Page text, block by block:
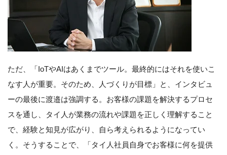
ただ、「IoTやAIはあくまでツール。最終的にはそれを使いこ
なす人が重要。そのため、人づくりが目標」と、インタビュ
ーの最後に渡邉は強調する。お客様の課題を解決するプロセ
スを通し、タイ人が業務の流れや課題を正しく理解すること
で、経験と知見が広がり、自ら考えられるようになってい
く。そうすることで、「タイ人社員自身でお客様に何を提供